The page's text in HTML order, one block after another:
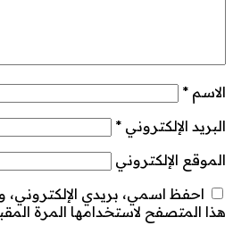
الاسم *
البريد الإلكتروني *
الموقع الإلكتروني
احفظ اسمي، بريدي الإلكتروني،
هذا المتصفح لاستخدامها المرة